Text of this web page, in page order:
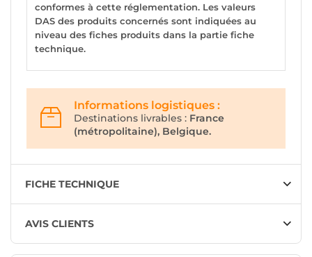
conformes à cette réglementation. Les valeurs
DAS des produits concernés sont indiquées au
niveau des fiches produits dans la partie fiche
technique.
Informations logistiques :
Destinations livrables : France
(métropolitaine), Belgique.
FICHE TECHNIQUE
AVIS CLIENTS